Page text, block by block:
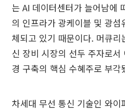
는 AI 데이터센터가 늘어남에
의 인프라가 광케이블 및 광섬
체되고 있기 때문이다. 머큐
신 장비 시장의 선두 주자로
경 구축의 핵심 수혜주로 부각
차세대 무선 통신 기술인 와